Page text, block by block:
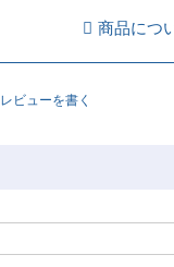
商品につ
レビューを書く